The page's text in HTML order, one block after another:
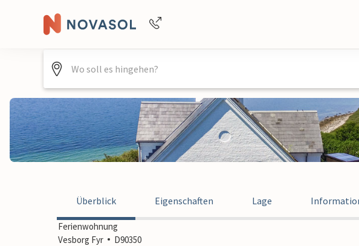
+4940688715475
Überblick Eigenschaften Lage
Ferienwohnung
Vesborg Fyr
D90350